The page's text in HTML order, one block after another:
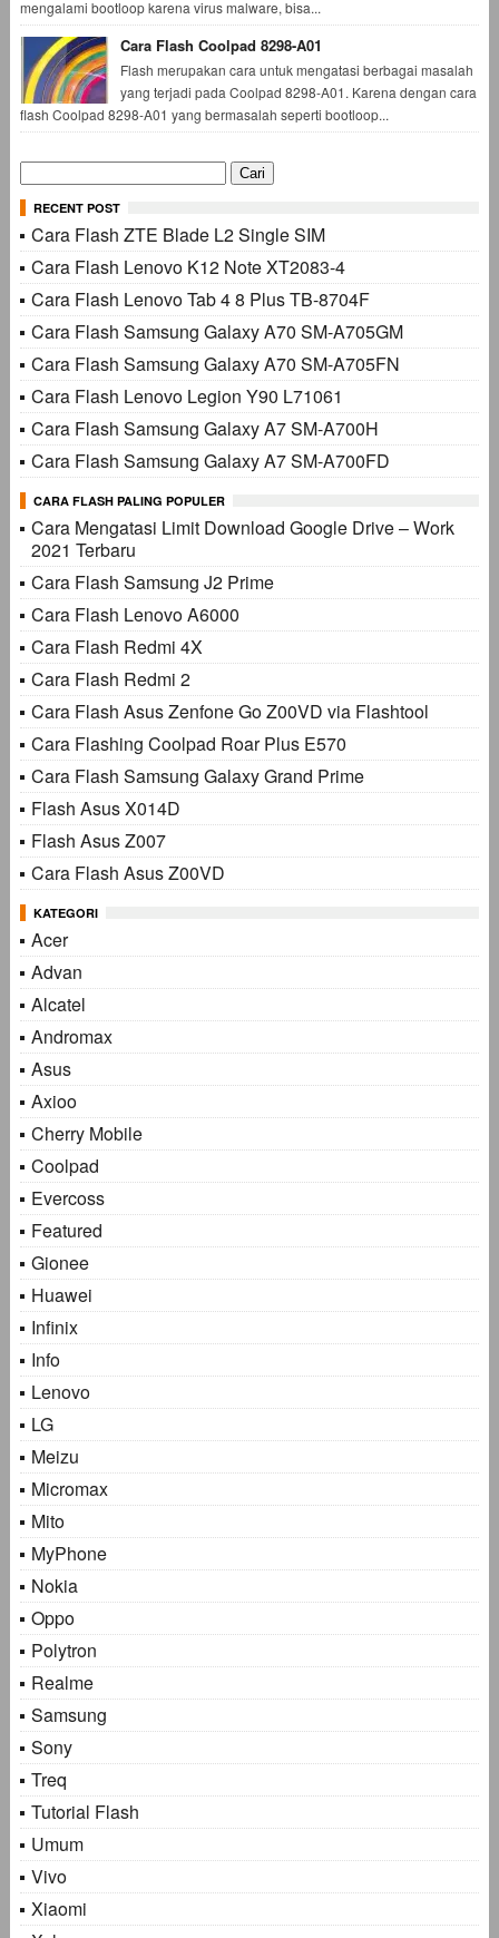
mengalami bootloop karena virus malware, bisa...
Cara Flash Coolpad 8298-A01
Flash merupakan cara untuk mengatasi berbagai masalah
yang terjadi pada Coolpad 8298-A01. Karena dengan cara
flash Coolpad 8298-A01 yang bermasalah seperti bootloop...
Cari
untuk:
RECENT POST
Cara Flash ZTE Blade L2 Single SIM
Cara Flash Lenovo K12 Note XT2083-4
Cara Flash Lenovo Tab 4 8 Plus TB-8704F
Cara Flash Samsung Galaxy A70 SM-A705GM
Cara Flash Samsung Galaxy A70 SM-A705FN
Cara Flash Lenovo Legion Y90 L71061
Cara Flash Samsung Galaxy A7 SM-A700H
Cara Flash Samsung Galaxy A7 SM-A700FD
CARA FLASH PALING POPULER
Cara Mengatasi Limit Download Google Drive – Work
2021 Terbaru
Cara Flash Samsung J2 Prime
Cara Flash Lenovo A6000
Cara Flash Redmi 4X
Cara Flash Redmi 2
Cara Flash Asus Zenfone Go Z00VD via Flashtool
Cara Flashing Coolpad Roar Plus E570
Cara Flash Samsung Galaxy Grand Prime
Flash Asus X014D
Flash Asus Z007
Cara Flash Asus Z00VD
KATEGORI
Acer
Advan
Alcatel
Andromax
Asus
Axioo
Cherry Mobile
Coolpad
Evercoss
Featured
Gionee
Huawei
Infinix
Info
Lenovo
LG
Meizu
Micromax
Mito
MyPhone
Nokia
Oppo
Polytron
Realme
Samsung
Sony
Treq
Tutorial Flash
Umum
Vivo
Xiaomi